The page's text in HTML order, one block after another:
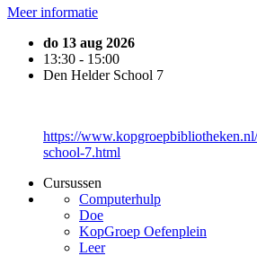
Meer informatie
do 13 aug 2026
13:30 - 15:00
Den Helder School 7
https://
school-7.html
Cursussen
Computerhulp
Doe
KopGroep Oefenplein
Leer